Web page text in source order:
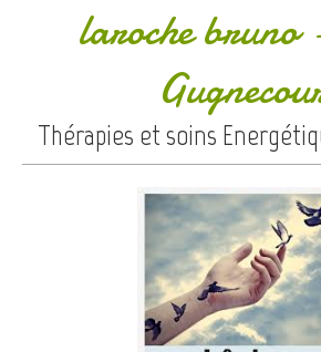
laroche bruno
Thérapies et soins